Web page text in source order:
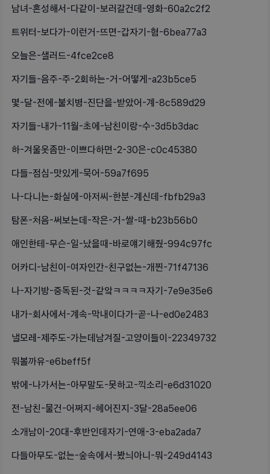
남녀-혼성해서-다같이-보러갈건데-영화-60a2c2f2
트위터-보다가-이런거-뜨면-갑자기-혐-6bea77a3
오늘은-샐러드-4fce2ce8
자기들-음주-주-2회하는-거-어떻게-a23b5ce5
몇-달-전에-불치병-진단을-받았어-계-8c589d29
자기들-내가-11월-초에-남친이랑-수-3d5b3dac
하-겨울옷좀만-이쁘다하면-2-30은-c0c45380
다들-점심-맛있게-묵어-59a7f695
나-다니는-화실에-아저씨-한분-계신데-fbfb29a3
탐폰-처음-써보는데-작은-거-쌀-때-b23b56b0
애인한테-무슨-일-났을때-바로얘기해줬-994c97fc
어카디-남친이-여자인간-친구없는-개찐-71f47136
나-자기방-중독된-것-같앜ㅋㅋㅋㅋ자기-7e9e35e6
내가-회사에서-계속-막내이다가-곧-나-ed0e2483
낼모레-제주도-가는데남겨질-고양이들이-22349732
뭐볼까유-e6beff5f
밖에-나가서는-아무말도-못하고-끽소리-e6d31020
전-남친-물건-어쩌지-헤어진지-3달-28a5ee06
소개남이-20대-후반인데자기-연애-3-eba2ada7
다들아무도-없는-숲속에서-봤늬아니-뭐-249d4143